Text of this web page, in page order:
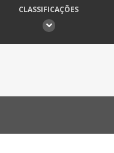
CLASSIFICAÇÕES